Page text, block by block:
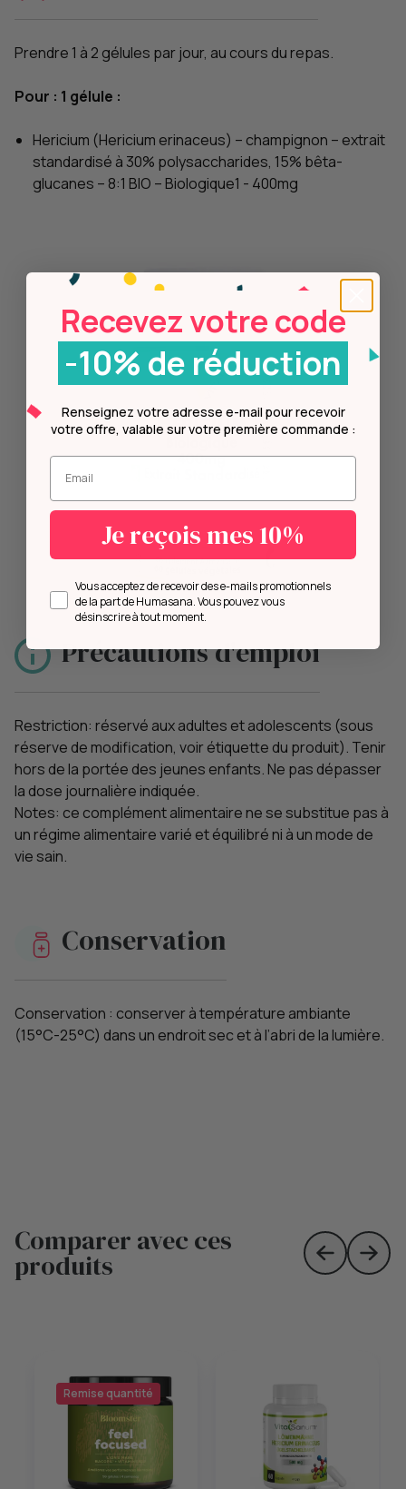
Prendre 1 à 2 gélules par jour, au cours du repas.
Pour : 1 gélule :
Hericium (Hericium erinaceus) – champignon – extrait
standardisé à 30% polysaccharides, 15% bêta-
glucanes – 8:1 BIO – Biologique1 - 400mg
Précautions d'emploi
Restriction: réservé aux adultes et adolescents (sous
réserve de modification, voir étiquette du produit). Tenir
hors de la portée des jeunes enfants. Ne pas dépasser
la dose journalière indiquée.
Notes: ce complément alimentaire ne se substitue pas à
un régime alimentaire varié et équilibré ni à un mode de
vie sain.
Conservation
Conservation : conserver à température ambiante
(15°C-25°C) dans un endroit sec et à l’abri de la lumière.
Comparer avec ces
produits Skip toSkip
Remise quantité
Recevez votre code
-10% de réduction
Renseignez votre adresse e-mail pour recevoir
votre offre, valable sur votre première commande :
Entrez votre mail.
Je reçois mes 10%
Opt inVous acceptez de recevoir des e-mails promotionnels
de la part de Humasana. Vous pouvez vous
désinscrire à tout moment.